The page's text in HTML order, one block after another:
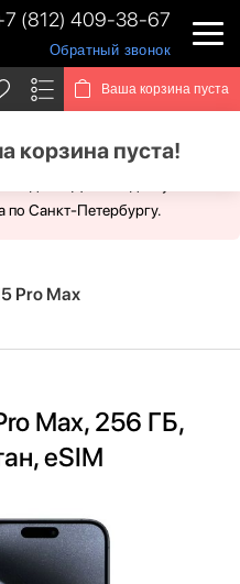
(812) 409-38-67
Обратный звонок
Ваша корзина пуста
корзина пуста!
Для Вас доступен
по Санкт-Петербургу.
Pro Max
Max, 256 ГБ,
eSIM